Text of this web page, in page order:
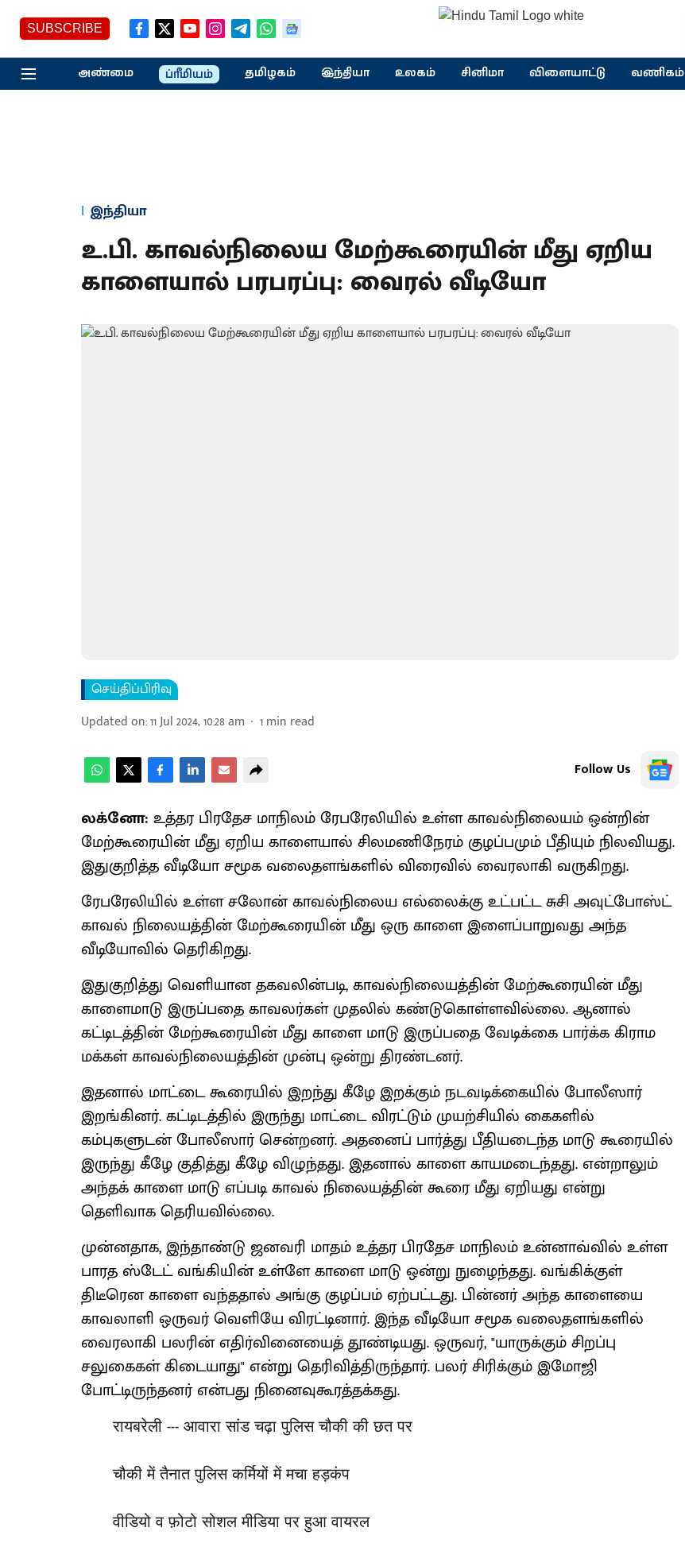
SUBSCRIBE
அண்மை ப்ரீமியம் தமிழகம் இந்தியா உலகம் சினிமா விளையாட்டு வணிகம்
இந்தியா
உ.பி. காவல்நிலைய மேற்கூரையின் மீது ஏறிய
காளையால் பரபரப்பு: வைரல் வீடியோ
செய்திப்பிரிவு
Updated on:11 Jul 2024, 10:28 am 1min read
Follow Us
லக்னோ: உத்தர பிரதேச மாநிலம் ரேபரேலியில் உள்ள காவல்நிலையம் ஒன்றின்
மேற்கூரையின் மீது ஏறிய காளையால் சிலமணிநேரம் குழப்பமும் பீதியும் நிலவியது.
இதுகுறித்த வீடியோ சமூக வலைதளங்களில் விரைவில் வைரலாகி வருகிறது.
ரேபரேலியில் உள்ள சலோன் காவல்நிலைய எல்லைக்கு உட்பட்ட சுசி அவுட்போஸ்ட்
காவல் நிலையத்தின் மேற்கூரையின் மீது ஒரு காளை இளைப்பாறுவது அந்த
வீடியோவில் தெரிகிறது.
இதுகுறித்து வெளியான தகவலின்படி, காவல்நிலையத்தின் மேற்கூரையின் மீது
காளைமாடு இருப்பதை காவலர்கள் முதலில் கண்டுகொள்ளவில்லை. ஆனால்
கட்டிடத்தின் மேற்கூரையின் மீது காளை மாடு இருப்பதை வேடிக்கை பார்க்க கிராம
மக்கள் காவல்நிலையத்தின் முன்பு ஒன்று திரண்டனர்.
இதனால் மாட்டை கூரையில் இறந்து கீழே இறக்கும் நடவடிக்கையில் போலீஸார்
இறங்கினர். கட்டிடத்தில் இருந்து மாட்டை விரட்டும் முயற்சியில் கைகளில்
கம்புகளுடன் போலீஸார் சென்றனர். அதனைப் பார்த்து பீதியடைந்த மாடு கூரையில்
இருந்து கீழே குதித்து கீழே விழுந்தது. இதனால் காளை காயமடைந்தது. என்றாலும்
அந்தக் காளை மாடு எப்படி காவல் நிலையத்தின் கூரை மீது ஏறியது என்று
தெளிவாக தெரியவில்லை.
முன்னதாக, இந்தாண்டு ஜனவரி மாதம் உத்தர பிரதேச மாநிலம் உன்னாவ்வில் உள்ள
பாரத ஸ்டேட் வங்கியின் உள்ளே காளை மாடு ஒன்று நுழைந்தது. வங்கிக்குள்
திடீரென காளை வந்ததால் அங்கு குழப்பம் ஏற்பட்டது. பின்னர் அந்த காளையை
காவலாளி ஒருவர் வெளியே விரட்டினார். இந்த வீடியோ சமூக வலைதளங்களில்
வைரலாகி பலரின் எதிர்வினையைத் தூண்டியது. ஒருவர், "யாருக்கும் சிறப்பு
சலுகைகள் கிடையாது" என்று தெரிவித்திருந்தார். பலர் சிரிக்கும் இமோஜி
போட்டிருந்தனர் என்பது நினைவுகூரத்தக்கது.
रायबरेली --- आवारा सांड चढ़ा पुलिस चौकी की छत पर
चौकी में तैनात पुलिस कर्मियों में मचा हड़कंप
वीडियो व फ़ोटो सोशल मीडिया पर हुआ वायरल